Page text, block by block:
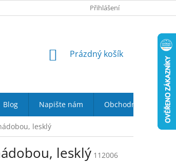
DOPRAVA A PLATBA
Přihlášení
NÁKUPNÍ
Prázdný košík
Blog Napište nám Obchodní podmínky
lesklý
lesklý 112006